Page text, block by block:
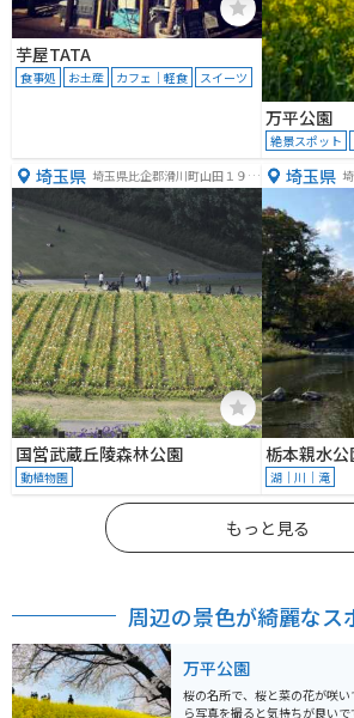
芋屋TATA
食事処 お土産 カフェ｜軽食 スイーツ
万平公園
絶景スポット
埼玉県 埼玉県比企郡滑川町山田１９２
０
国営武蔵丘陵森林公園
動植物園
埼玉県
栃本親水公
湖｜川｜滝
もっと見る
周辺の景色が綺麗なス
万平公園
桜の名所で、桜と菜の花が咲
ら写真を撮ると気持ちが良い